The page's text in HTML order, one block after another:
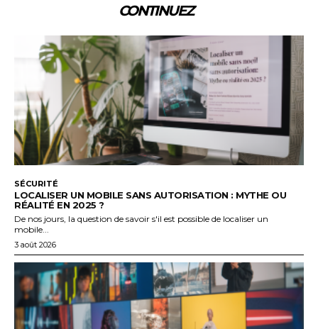
CONTINUEZ
SÉCURITÉ
LOCALISER UN MOBILE SANS AUTORISATION : MYTHE OU
RÉALITÉ EN 2025 ?
De nos jours, la question de savoir s'il est possible de localiser un
mobile...
3 août 2026